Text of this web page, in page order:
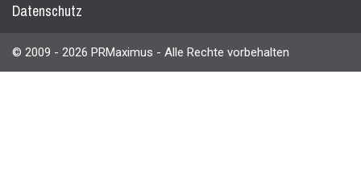
Datenschutz
© 2009 - 2026 PRMaximus - Alle Rechte vorbehalten